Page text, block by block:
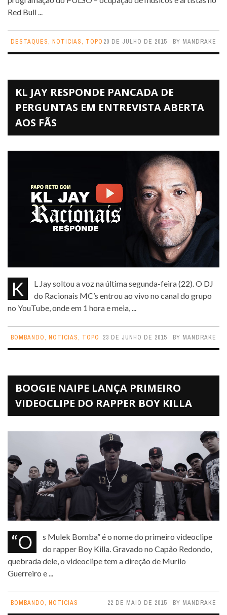
Red Bull ...
DESTAQUES, NOTICIAS, TOPO 20 DE JULHO DE 2015 BY MANDRAKE
KL JAY RESPONDE PANCADA DE
PERGUNTAS EM ENTREVISTA ABERTA
AOS FÃS
KL Jay soltou a voz na última segunda-feira (22). O DJ
do Racionais MC’s entrou ao vivo no canal do grupo
no YouTube, onde em 1 hora e meia, ...
BOMBANDO, NOTICIAS, TOPO 23 DE JUNHO DE 2015 BY MANDRAKE
BOOGIE NAIPE LANÇA PRIMEIRO
VIDEOCLIPE DO RAPPER BOY KILLA
“Os Mulek Bomba” é o nome do primeiro videoclipe
do rapper Boy Killa. Gravado no Capão Redondo,
quebrada dele, o videoclipe tem a direção de Murilo
Guerreiro e ...
BOMBANDO, NOTICIAS 22 DE MAIO DE 2015 BY MANDRAKE